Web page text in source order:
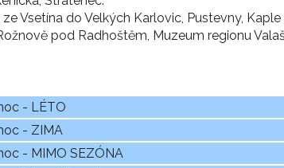
Vsetína do Velkých Karlovic, Pustevny,
pod Radhoštěm, Muzeum regionu
- LÉTO
- ZIMA
- MIMO SEZÓNA